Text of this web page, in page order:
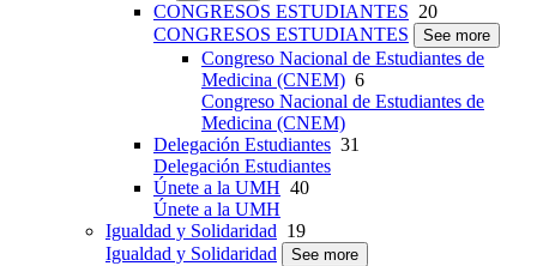
CONGRESOS ESTUDIANTES 20
CONGRESOS ESTUDIANTES
See more
Congreso Nacional de Estudiantes de
Medicina (CNEM) 6
Congreso Nacional de Estudiantes de
Medicina (CNEM)
Delegación Estudiantes 31
Delegación Estudiantes
Únete a la UMH 40
Únete a la UMH
Igualdad y Solidaridad 19
Igualdad y Solidaridad
See more